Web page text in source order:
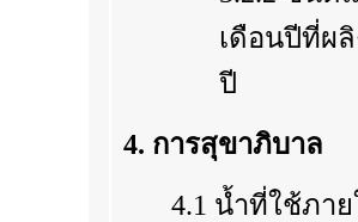
เดือนปีที่ผ
ปี
4. การสุขาภิบาล
4.1 น้ำที่ใช้ภา